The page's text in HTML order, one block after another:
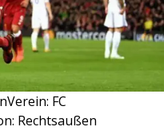
FC
Rechtsaußen